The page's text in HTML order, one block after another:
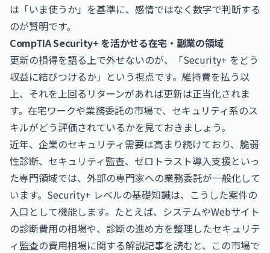
は「いま使うか」を基準に、感情ではなく数字で判断する
のが賢明です。
CompTIA Security+ を活かせる在宅・副業の領域
更新の損得を語る上で外せないのが、「Security+ をどう
収益に結びつけるか」という視点です。維持費を払う以
上、それを上回るリターンがあれば更新は正当化されま
す。在宅ワークや業務委託の市場で、セキュリティ系のス
キルがどう評価されているかを見ておきましょう。
近年、企業のセキュリティ需要は高まり続けており、脆弱
性診断、セキュリティ監査、ゼロトラスト導入支援といっ
た専門領域では、外部の専門家への業務委託が一般化して
います。Security+ レベルの基礎知識は、こうした案件の
入口として機能します。たとえば、システムやWebサイト
の診断費用の相場や、診断の進め方を整理したセキュリテ
ィ監査の費用相場に関する解説記事を読むと、この市場で